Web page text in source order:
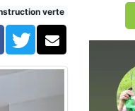
verte
TwitterCourriel